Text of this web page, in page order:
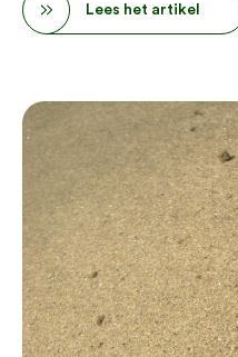
Lees het artikel